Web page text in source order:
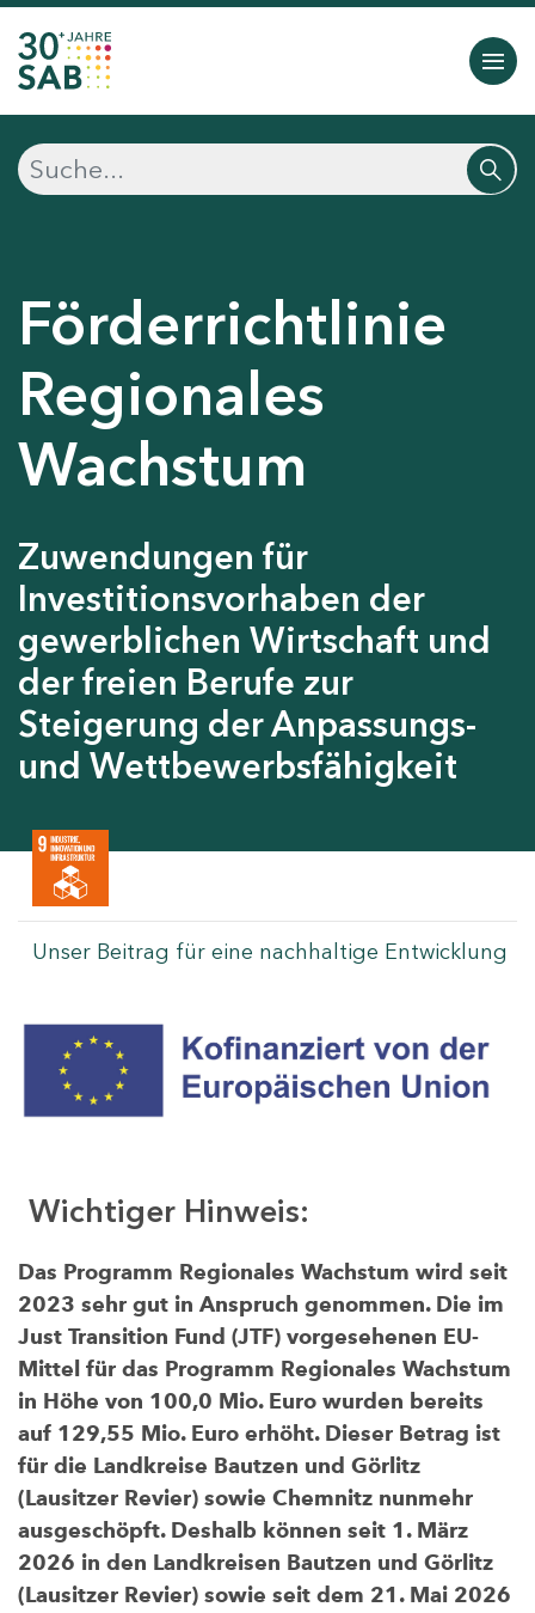
Förderrichtlinie
Regionales
Wachstum
Zuwendungen für
Investitionsvorhaben der
gewerblichen Wirtschaft und
der freien Berufe zur
Steigerung der Anpassungs-
und Wettbewerbsfähigkeit
Unser Beitrag für eine nachhaltige Entwicklung
Wichtiger Hinweis:
Das Programm Regionales Wachstum wird seit
2023 sehr gut in Anspruch genommen. Die im
Just Transition Fund (JTF) vorgesehenen EU-
Mittel für das Programm Regionales Wachstum
in Höhe von 100,0 Mio. Euro wurden bereits
auf 129,55 Mio. Euro erhöht. Dieser Betrag ist
für die Landkreise Bautzen und Görlitz
(Lausitzer Revier) sowie Chemnitz nunmehr
ausgeschöpft. Deshalb können seit 1. März
2026 in den Landkreisen Bautzen und Görlitz
(Lausitzer Revier) sowie seit dem 21. Mai 2026